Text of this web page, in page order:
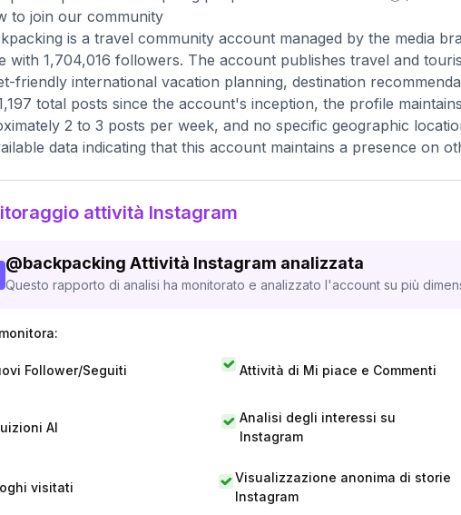
to join our community
is a travel community account managed by the media
with 1,704,016 followers. The account publishes travel and
friendly international vacation planning, destination
total posts since the account's inception, the profile
2 to 3 posts per week, and no specific geographic
data indicating that this account maintains a presence on
attività Instagram
@backpacking Attività Instagram analizzata
Questo rapporto di analisi ha monitorato e analizzato l'account su più
Follower/Seguiti Attività di Mi piace e Commenti
AI
Analisi degli interessi su
Instagram
visitati
Visualizzazione anonima di storie
Instagram